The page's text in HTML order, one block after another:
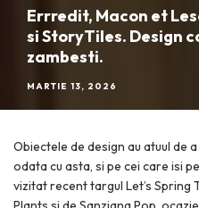
Errredit, Macon et
si StoryTiles. Design
zambesti.
MARTIE 13, 2026
Obiectele de design au atuul de
odata cu asta, si pe cei care isi
vizitat recent targul Let’s